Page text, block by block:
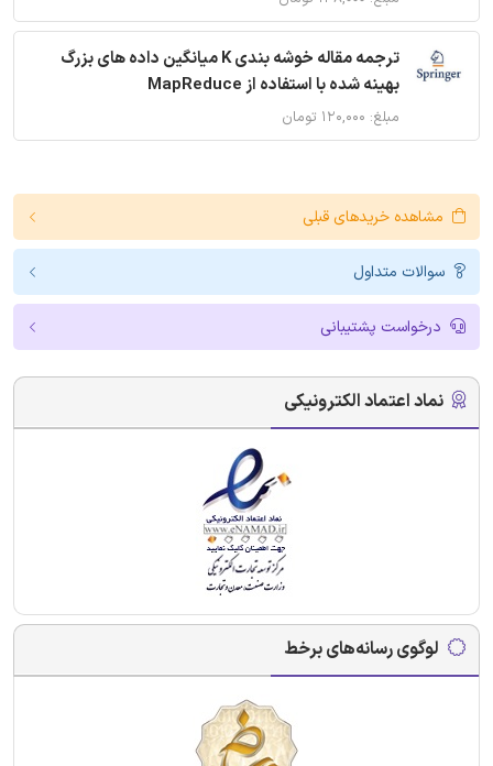
ترجمه مقاله خوشه بندی K میانگین داده های بزرگ
بهینه شده با استفاده از MapReduce
مبلغ: ۱۲۰,۰۰۰ تومان
مشاهده خریدهای قبلی
سوالات متداول
درخواست پشتیبانی
نماد اعتماد الکترونیکی
لوگوی رسانه‌های برخط